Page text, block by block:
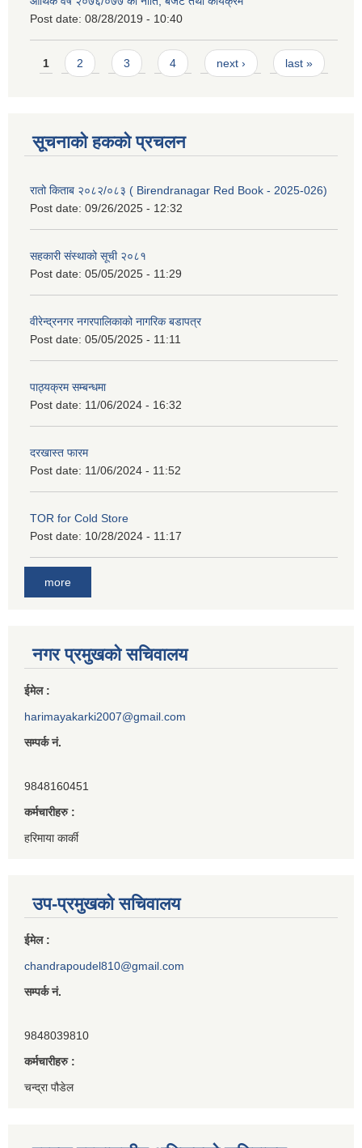
Post date: 08/28/2019 - 10:40
Pages
1 2 3 4 next › last »
सूचनाको हकको प्रचलन
रातो किताब २०८२/०८३ ( Birendranagar Red Book - 2025-026)
Post date: 09/26/2025 - 12:32
सहकारी संस्थाको सूची २०८१
Post date: 05/05/2025 - 11:29
वीरेन्द्रनगर नगरपालिकाको नागरिक बडापत्र
Post date: 05/05/2025 - 11:11
पाठ्यक्रम सम्बन्धमा
Post date: 11/06/2024 - 16:32
दरखास्त फारम
Post date: 11/06/2024 - 11:52
TOR for Cold Store
Post date: 10/28/2024 - 11:17
more
नगर प्रमुखको सचिवालय
ईमेल :
harimayakarki2007@gmail.com
सम्पर्क नं.
9848160451
कर्मचारीहरु :
हरिमाया कार्की
उप-प्रमुखको सचिवालय
ईमेल :
chandrapoudel810@gmail.com
सम्पर्क नं.
9848039810
कर्मचारीहरु :
चन्द्रा पौडेल